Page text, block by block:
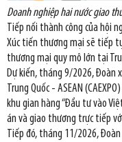
Doanh nghiệp hai nước giao
Tiếp nối thành công của hội
Xúc tiến thương mại sẽ tiếp
thương mại quy mô lớn tại
Dự kiến, tháng 9/2026, Đoàn
Trung Quốc - ASEAN
khu gian hàng “Đầu tư vào
án và giao thương trực tiếp
Tiếp đó, tháng 11/2026,